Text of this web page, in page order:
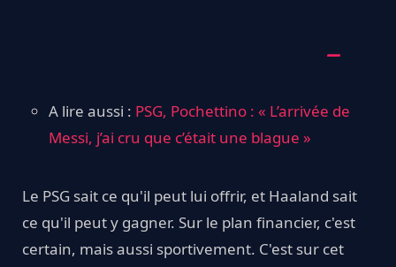
A lire aussi : PSG, Pochettino : « L’arrivée de
Messi, j’ai cru que c’était une blague »
Le PSG sait ce qu'il peut lui offrir, et Haaland sait
ce qu'il peut y gagner. Sur le plan financier, c'est
certain, mais aussi sportivement. C'est sur cet